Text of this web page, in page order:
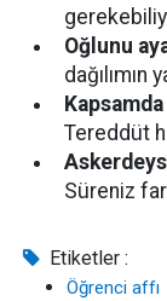
Oğlunu
dağılımın
Tereddüt
Süreniz
Etiketler :
Öğrenci affı